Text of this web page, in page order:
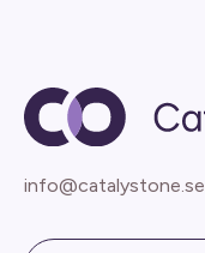
info@catalystone.se